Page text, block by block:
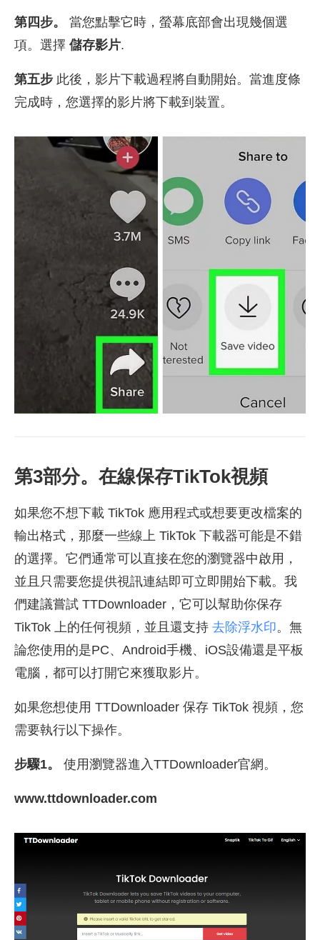
第四步。
當您點擊它時，螢幕底部會出現幾個選
項。選擇 儲存影片.
第五步 此後，影片下載過程將自動開始。當進度條
完成時，您選擇的影片將下載到裝置。
第3部分。在線保存TikTok視頻
如果您不想下載 TikTok 應用程式或想要更改檔案的
輸出格式，那麼一些線上 TikTok 下載器可能是不錯
的選擇。它們通常可以直接在您的瀏覽器中啟用，
並且只需要您提供視訊連結即可立即開始下載。我
們建議嘗試 TTDownloader，它可以幫助你保存
TikTok 上的任何視頻，並且還支持 去除浮水印。無
論您使用的是PC、Android手機、iOS設備還是平板
電腦，都可以打開它來獲取影片。
如果您想使用 TTDownloader 保存 TikTok 視頻，您
需要執行以下操作。
步驟1。 使用瀏覽器進入TTDownloader官網。
www.ttdownloader.com